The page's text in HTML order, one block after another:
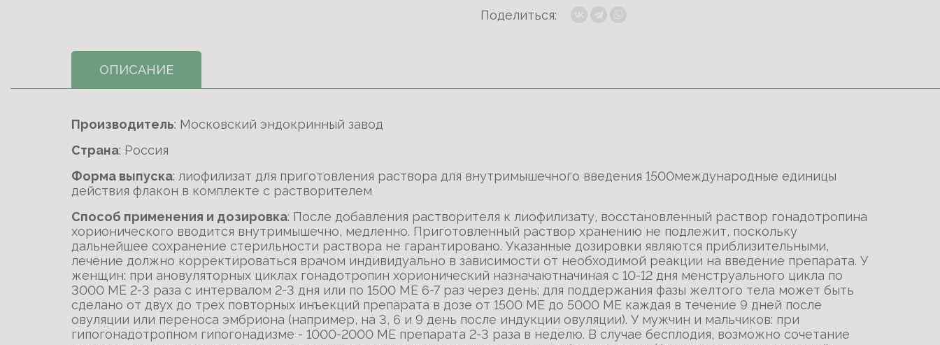
Поделиться:
ОПИСАНИЕ
Производитель: Московский эндокринный завод
Cтрана: Россия
Форма выпуска: лиофилизат для приготовления раствора для внутримышечного введения 1500международные единицы
действия флакон в комплекте с растворителем
Способ применения и дозировка: После добавления растворителя к лиофилизату, восстановленный раствор гонадотропина
хорионического вводится внутримышечно, медленно. Приготовленный раствор хранению не подлежит, поскольку
дальнейшее сохранение стерильности раствора не гарантировано. Указанные дозировки являются приблизительными,
лечение должно корректироваться врачом индивидуально в зависимости от необходимой реакции на введение препарата. У
женщин: при ановуляторных циклах гонадотропин хорионический назначаютначиная с 10-12 дня менструального цикла по
3000 МЕ 2-3 раза с интервалом 2-3 дня или по 1500 МЕ 6-7 раз через день; для поддержания фазы желтого тела может быть
сделано от двух до трех повторных инъекций препарата в дозе от 1500 МЕ до 5000 МЕ каждая в течение 9 дней после
овуляции или переноса эмбриона (например, на 3, 6 и 9 день после индукции овуляции). У мужчин и мальчиков: при
гипогонадотропном гипогонадизме - 1000-2000 МE препарата 2-3 раза в неделю. В случае бесплодия, возможно сочетание